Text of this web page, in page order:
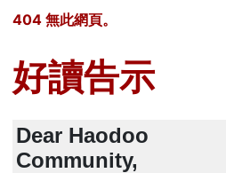
404 無此網頁。
好讀告示
Dear Haodoo
Community,